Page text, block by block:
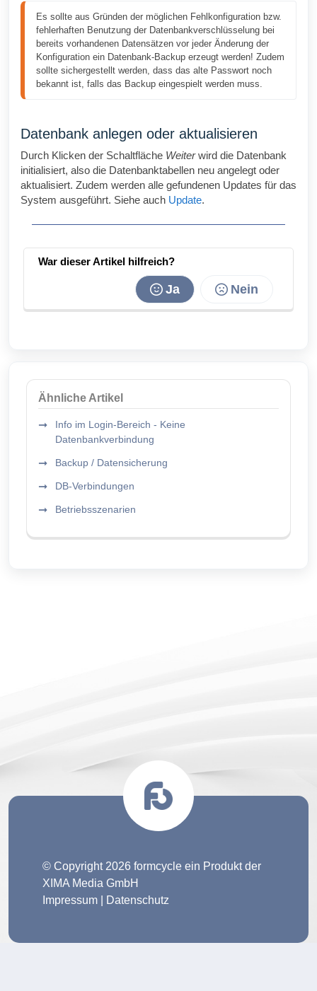
Es sollte aus Gründen der möglichen Fehlkonfiguration bzw.
fehlerhaften Benutzung der Datenbankverschlüsselung bei
bereits vorhandenen Datensätzen vor jeder Änderung der
Konfiguration ein Datenbank-Backup erzeugt werden! Zudem
sollte sichergestellt werden, dass das alte Passwort noch
bekannt ist, falls das Backup eingespielt werden muss.
Datenbank anlegen oder aktualisieren
Durch Klicken der Schaltfläche Weiterwird die Datenbank
initialisiert, also die Datenbanktabellen neu angelegt oder
aktualisiert. Zudem werden alle gefundenen Updates für das
System ausgeführt. Siehe auch Update.
War dieser Artikel hilfreich?
Nein
Ja
Ähnliche Artikel
Info im Login-Bereich - Keine
Datenbankverbindung
Backup / Datensicherung
DB-Verbindungen
Betriebsszenarien
© Copyright 2026 formcycle ein Produkt der
XIMA Media GmbH
Impressum
Datenschutz